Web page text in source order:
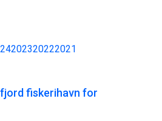
202320222021
fiskerihavn for